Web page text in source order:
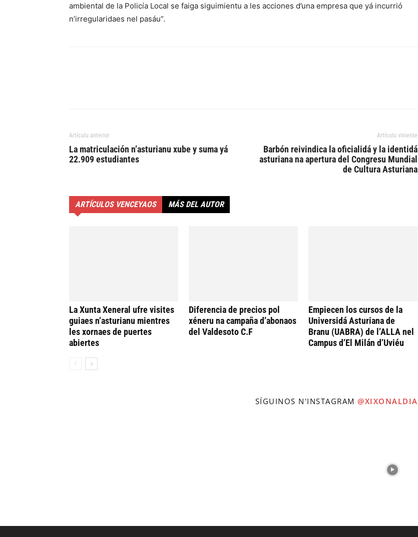
ambiental de la Policía Local se faiga siguimientu a les acciones d’una empresa que yá incurrió
n’irregularidaes nel pasáu”.
Artículu anterior
La matriculación n’asturianu xube y suma yá
22.909 estudiantes
Artículu viniente
Barbón reivindica la oficialidá y la identidá
asturiana na apertura del Congresu Mundial
de Cultura Asturiana
ARTÍCULOS VENCEYAOS MÁS DEL AUTOR
La Xunta Xeneral ufre visites
guiaes n’asturianu mientres
les xornaes de puertes
abiertes
Diferencia de precios pol
xéneru na campaña d’abonaos
del Valdesoto C.F
Empiecen los cursos de la
Universidá Asturiana de
Branu (UABRA) de l’ALLA nel
Campus d’El Milán d’Uviéu
SÍGUINOS N'INSTAGRAM @XIXONALDIA